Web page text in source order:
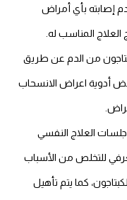
إصابته بأي أمراض
المناسب له.
من الدم عن طريق
أدوية اعراض الانسحاب
العلاج النفسي
للتخلص من الأسباب
كما يتم تأهيل